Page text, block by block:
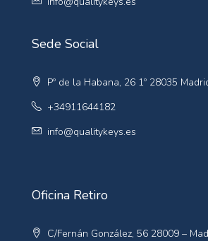
Sede Social
Pº de la Habana, 26 1º 28035
+34911644182
info@qualitykeys.es
Oficina Retiro
C/Fernán González, 56 28009 –